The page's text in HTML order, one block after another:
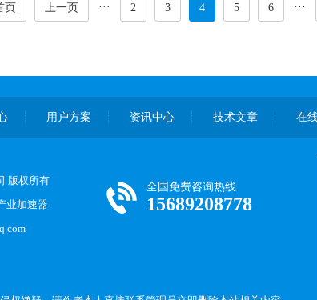
页 上一页 ··· 2 3 4 5 6 ···
用户方案 资讯中心 技术文章 在
版权所有
业加速器
全国免费咨询热线
15689208778